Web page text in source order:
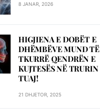
8 JANAR, 2026
HIGJIENA E DOBËT E
DHËMBËVE MUND TË
TKURRË QENDRËN E
KUJTESËS NË TRURIN
TUAJ!
21 DHJETOR, 2025